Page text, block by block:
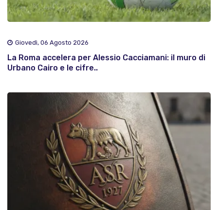
Giovedì, 06 Agosto 2026
La Roma accelera per Alessio Cacciamani: il muro di
Urbano Cairo e le cifre..